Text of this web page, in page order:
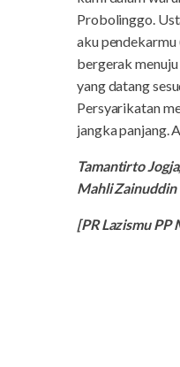
Probolinggo.
aku pendekarmu
bergerak
yang datang
Persyarikatan
jangka panjang.
Tamantirto
Mahli Zainuddin
[PR Lazismu